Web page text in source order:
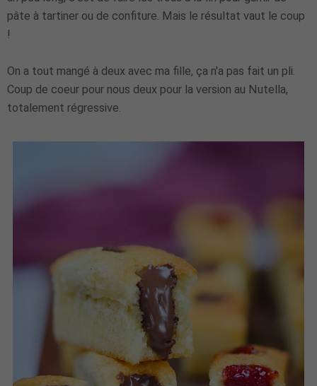
pâte à tartiner ou de confiture. Mais le résultat vaut le coup
!
On a tout mangé à deux avec ma fille, ça n'a pas fait un pli.
Coup de coeur pour nous deux pour la version au Nutella,
totalement régressive.